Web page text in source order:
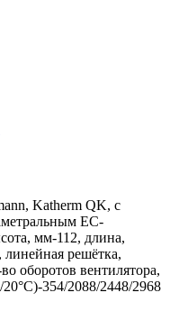
Katherm QK, с
EC-
мм-112, длина,
решётка,
оборотов вентилятора,
354/2088/2448/2968